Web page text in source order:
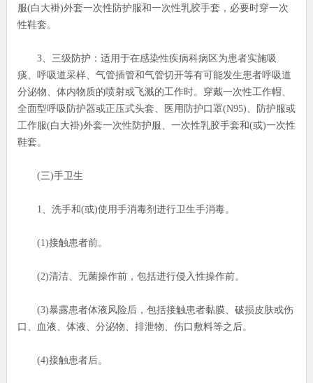
服(白大褂)外套一次性防护服和一次性乳胶手套，必要时穿一次
性鞋套。
3、三级防护：适用于在感染性疾病科病区为患者实施吸
痰、呼吸道采样、气管插管和气管切开等有可能发生患者呼吸道
分泌物、体内物质的喷射或飞溅的工作时。穿戴一次性工作帽、
全面型呼吸防护器或正压式头套、医用防护口罩(N95)、防护服或
工作服(白大褂)外套一次性防护服、一次性乳胶手套和(或)一次性
鞋套。
(三)手卫生
1、洗手和(或)使用手消毒剂进行卫生手消毒。
(1)接触患者前。
(2)清洁、无菌操作前，包括进行侵入性操作前。
(3)暴露患者体液风险后，包括接触患者黏膜、破损皮肤或伤
口、血液、体液、分泌物、排泄物、伤口敷料等之后。
(4)接触患者后。